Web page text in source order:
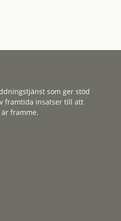
som ger stöd
framtida insatser till att
framme.